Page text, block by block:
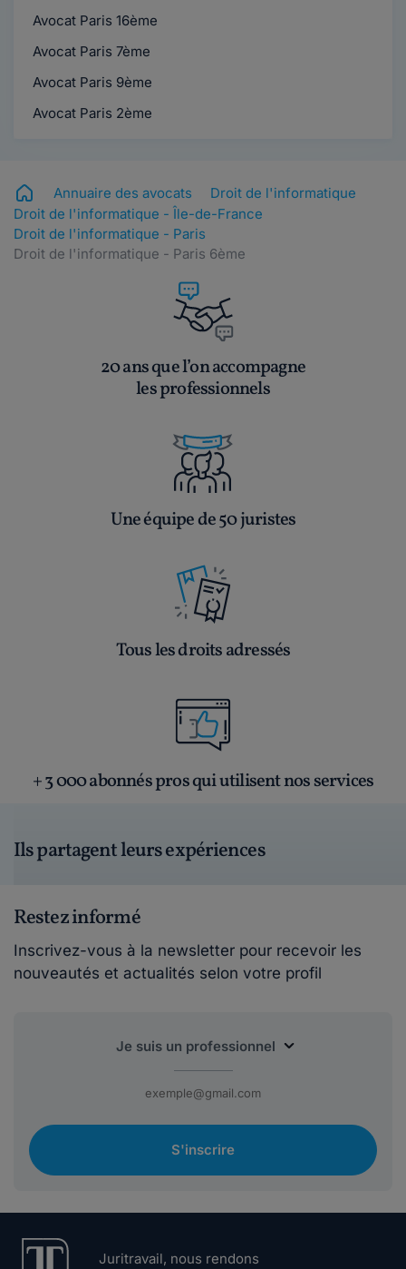
Avocat Paris 16ème
Avocat Paris 7ème
Avocat Paris 9ème
Avocat Paris 2ème
Annuaire des avocats
Droit de l'informatique
Droit de l'informatique - Île-de-France
Droit de l'informatique - Paris
Droit de l'informatique - Paris 6ème
20 ans que l’on accompagne
les professionnels
Une équipe de 50 juristes
Tous les droits adressés
+ 3 000 abonnés pros qui utilisent nos services
Ils partagent leurs expériences
Restez informé
Inscrivez-vous à la newsletter pour recevoir les
nouveautés et actualités selon votre profil
S'inscrire
Juritravail, nous rendons